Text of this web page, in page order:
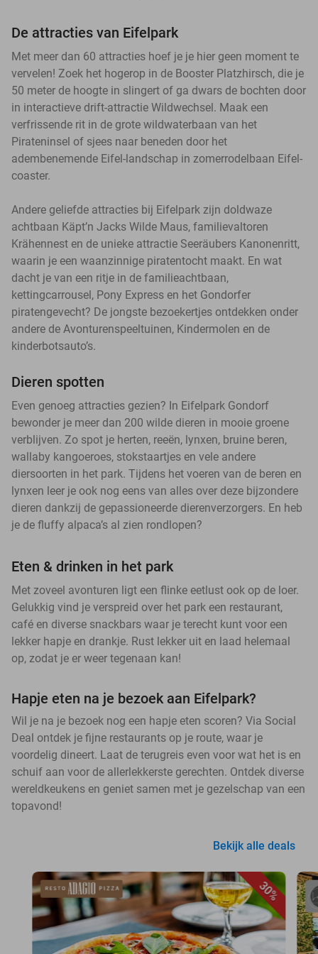
De attracties van Eifelpark
Met meer dan 60 attracties hoef je je hier geen moment te
vervelen! Zoek het hogerop in de Booster Platzhirsch, die je
50 meter de hoogte in slingert of ga dwars de bochten door
in interactieve drift-attractie Wildwechsel. Maak een
verfrissende rit in de grote wildwaterbaan van het
Pirateninsel of sjees naar beneden door het
adembenemende Eifel-landschap in zomerrodelbaan Eifel-
coaster.
Andere geliefde attracties bij Eifelpark zijn doldwaze
achtbaan Käpt’n Jacks Wilde Maus, familievaltoren
Krähennest en de unieke attractie Seeräubers Kanonenritt,
waarin je een waanzinnige piratentocht maakt. En wat
dacht je van een ritje in de familieachtbaan,
kettingcarrousel, Pony Express en het Gondorfer
piratengevecht? De jongste bezoekertjes ontdekken onder
andere de Avonturenspeeltuinen, Kindermolen en de
kinderbotsauto’s.
Dieren spotten
Even genoeg attracties gezien? In Eifelpark Gondorf
bewonder je meer dan 200 wilde dieren in mooie groene
verblijven. Zo spot je herten, reeën, lynxen, bruine beren,
wallaby kangoeroes, stokstaartjes en vele andere
diersoorten in het park. Tijdens het voeren van de beren en
lynxen leer je ook nog eens van alles over deze bijzondere
dieren dankzij de gepassioneerde dierenverzorgers. En heb
je de fluffy alpaca’s al zien rondlopen?
Eten & drinken in het park
Met zoveel avonturen ligt een flinke eetlust ook op de loer.
Gelukkig vind je verspreid over het park een restaurant,
café en diverse snackbars waar je terecht kunt voor een
lekker hapje en drankje. Rust lekker uit en laad helemaal
op, zodat je er weer tegenaan kan!
Hapje eten na je bezoek aan Eifelpark?
Wil je na je bezoek nog een hapje eten scoren? Via Social
Deal ontdek je fijne restaurants op je route, waar je
voordelig dineert. Laat de terugreis even voor wat het is en
schuif aan voor de allerlekkerste gerechten. Ontdek diverse
wereldkeukens en geniet samen met je gezelschap van een
topavond!
Bekijk alle deals
30%